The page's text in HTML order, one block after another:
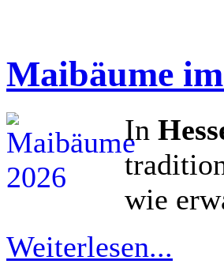
Maibäume
In
wie
Weiterlesen...